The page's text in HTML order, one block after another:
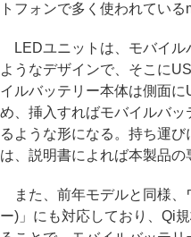
トフォンで多く使われている
LEDユニットは、モバイル
ようなデザインで、そこに
イルバッテリー本体は側面
め、挿入すればモバイルバ
るような形になる。持ち運
は、説明書によれば本製品の
また、前年モデルと同様、
ー)」にも対応しており、Qi